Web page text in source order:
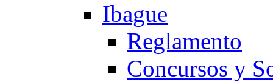
Ibague
Reglamento
Concursos y